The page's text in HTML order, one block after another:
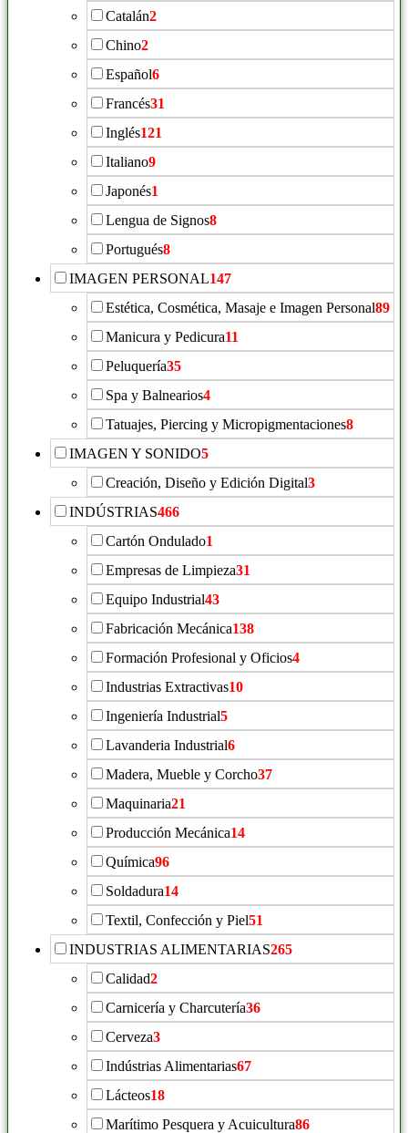
Catalán2
Chino2
Español6
Francés31
Inglés121
Italiano9
Japonés1
Lengua de Signos8
Portugués8
IMAGEN PERSONAL147
Estética, Cosmética, Masaje e Imagen Personal89
Manicura y Pedicura11
Peluquería35
Spa y Balnearios4
Tatuajes, Piercing y Micropigmentaciones8
IMAGEN Y SONIDO5
Creación, Diseño y Edición Digital3
INDÚSTRIAS466
Cartón Ondulado1
Empresas de Limpieza31
Equipo Industrial43
Fabricación Mecánica138
Formación Profesional y Oficios4
Industrias Extractivas10
Ingeniería Industrial5
Lavanderia Industrial6
Madera, Mueble y Corcho37
Maquinaria21
Producción Mecánica14
Química96
Soldadura14
Textil, Confección y Piel51
INDUSTRIAS ALIMENTARIAS265
Calidad2
Carnicería y Charcutería36
Cerveza3
Indústrias Alimentarias67
Lácteos18
Marítimo Pesquera y Acuicultura86